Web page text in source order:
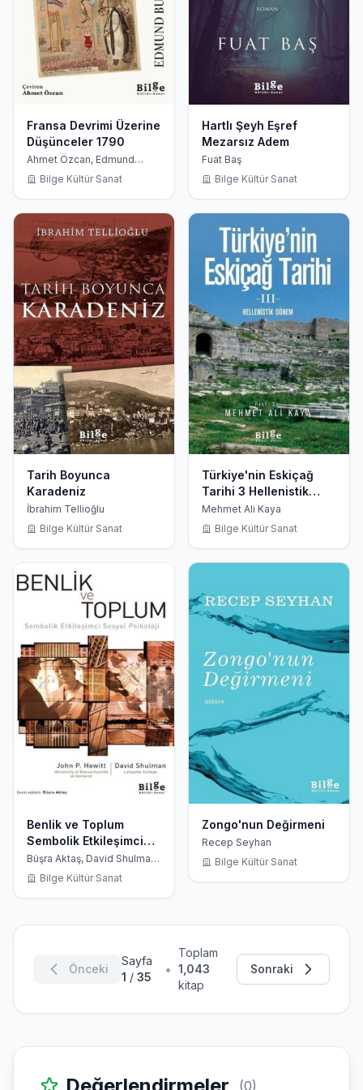
Fransa Devrimi Üzerine
Düşünceler 1790
Ahmet Özcan, Edmund
Burke
Bilge Kültür Sanat
Hartlı Şeyh Eşref
Mezarsız Adem
Fuat Baş
Bilge Kültür Sanat
Tarih Boyunca
Karadeniz
İbrahim Tellioğlu
Bilge Kültür Sanat
Türkiye'nin Eskiçağ
Tarihi 3 Hellenistik
Dönem
Mehmet Ali Kaya
Bilge Kültür Sanat
Benlik ve Toplum
Sembolik Etkileşimci
Sosyal Psikoloji
Büşra Aktaş, David Shulman,
John P. Hewitt, Çağatay
Çoker
Bilge Kültür Sanat
Zongo'nun Değirmeni
Recep Seyhan
Bilge Kültür Sanat
Önceki
Sayfa
1 / 35 •
Toplam
1,043
kitap
Sonraki
(0)